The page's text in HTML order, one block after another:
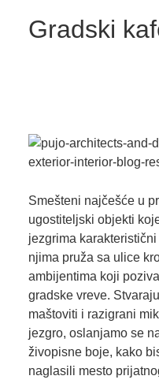
Gradski
Smešteni najčešće u
ugostiteljski objekti
jezgrima
njima pruža sa ulice
ambijentima koji
gradske vreve.
maštoviti i razigrani
jezgro, oslanjamo se
živopisne boje, kako
naglasili mesto